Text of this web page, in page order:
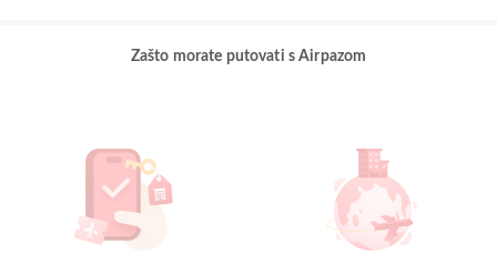
Zašto morate putovati s Airpazom